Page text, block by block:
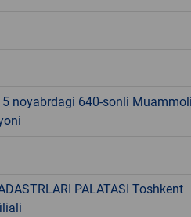
noyabrdagi 640-sonli
PALATASI Toshkent